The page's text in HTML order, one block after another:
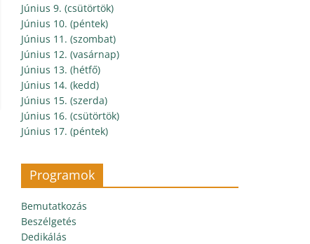
Június 9. (csütörtök)
Június 10. (péntek)
Június 11. (szombat)
Június 12. (vasárnap)
Június 13. (hétfő)
Június 14. (kedd)
Június 15. (szerda)
Június 16. (csütörtök)
Június 17. (péntek)
Programok
Bemutatkozás
Beszélgetés
Dedikálás